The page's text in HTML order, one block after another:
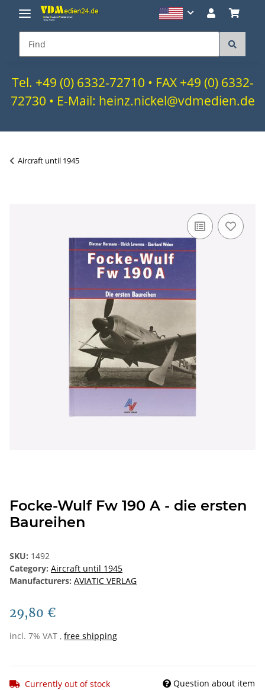
Tel. +49 (0) 6332-72710 • FAX +49 (0) 6332-
72730 • E-Mail: heinz.nickel@vdmedien.de
Aircraft until 1945
Focke-Wulf Fw 190 A - die ersten
Baureihen
SKU: 1492
Category: Aircraft until 1945
Manufacturers: AVIATIC VERLAG
29,80 €
incl. 7% VAT , free shipping
Currently out of stock Question about item